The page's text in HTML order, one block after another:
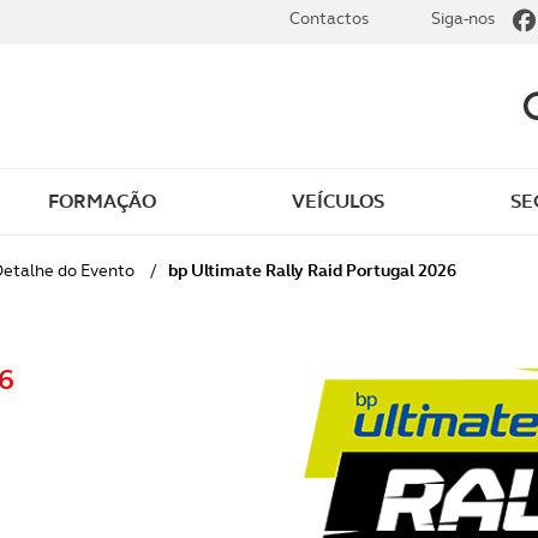
Clássicos
Golfe
Revista ACP Edição
impressa
FORMAÇÃO VEÍCULOS
Contactos Siga-nos
do Evento / bp Ultimate Rally Raid Portugal 2026